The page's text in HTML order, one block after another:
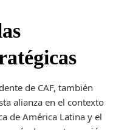
de CAF, también
alianza en el contexto
de América Latina y el